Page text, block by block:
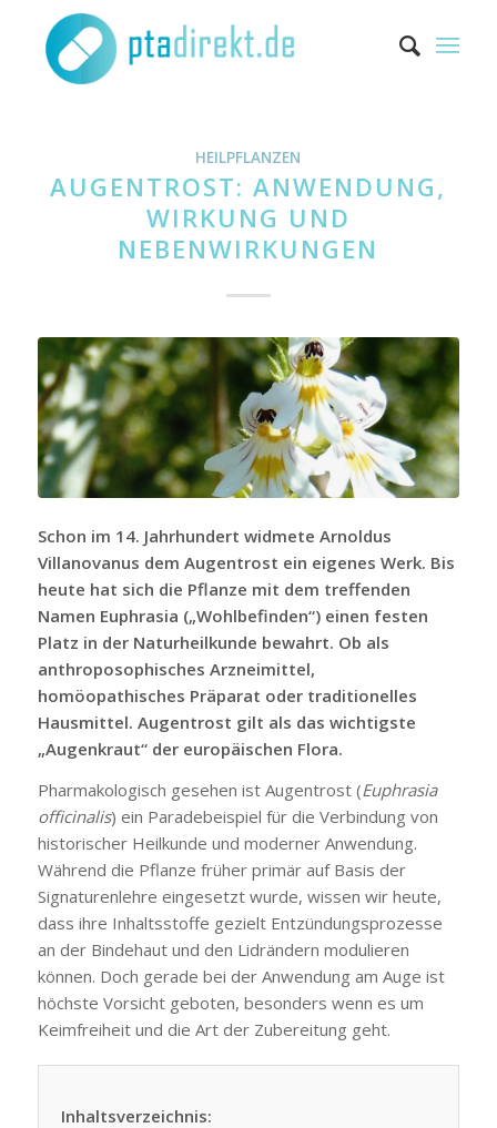
HEILPFLANZEN
AUGENTROST: ANWENDUNG,
WIRKUNG UND
NEBENWIRKUNGEN
Schon im 14. Jahrhundert widmete Arnoldus
Villanovanus dem Augentrost ein eigenes Werk. Bis
heute hat sich die Pflanze mit dem treffenden
Namen Euphrasia („Wohlbefinden“) einen festen
Platz in der Naturheilkunde bewahrt. Ob als
anthroposophisches Arzneimittel,
homöopathisches Präparat oder traditionelles
Hausmittel. Augentrost gilt als das wichtigste
„Augenkraut“ der europäischen Flora.
Pharmakologisch gesehen ist Augentrost (Euphrasia
officinalis) ein Paradebeispiel für die Verbindung von
historischer Heilkunde und moderner Anwendung.
Während die Pflanze früher primär auf Basis der
Signaturenlehre eingesetzt wurde, wissen wir heute,
dass ihre Inhaltsstoffe gezielt Entzündungsprozesse
an der Bindehaut und den Lidrändern modulieren
können. Doch gerade bei der Anwendung am Auge ist
höchste Vorsicht geboten, besonders wenn es um
Keimfreiheit und die Art der Zubereitung geht.
Inhaltsverzeichnis: